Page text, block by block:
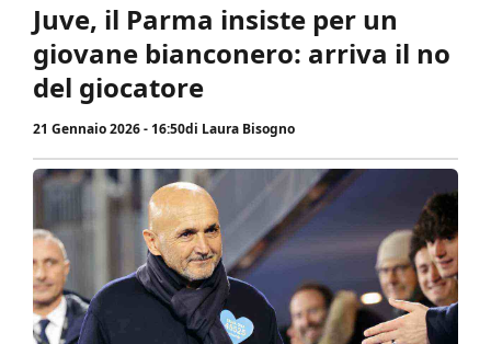
Juve, il Parma insiste per un
giovane bianconero: arriva il no
del giocatore
21 Gennaio 2026 - 16:50di Laura Bisogno